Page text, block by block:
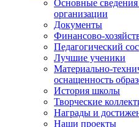
Основные сведения
организации
Документы
Финансово-
Педагогический
Лучшие ученики
Материально-
оснащенность
История школы
Творческие
Награды и
Наши проекты